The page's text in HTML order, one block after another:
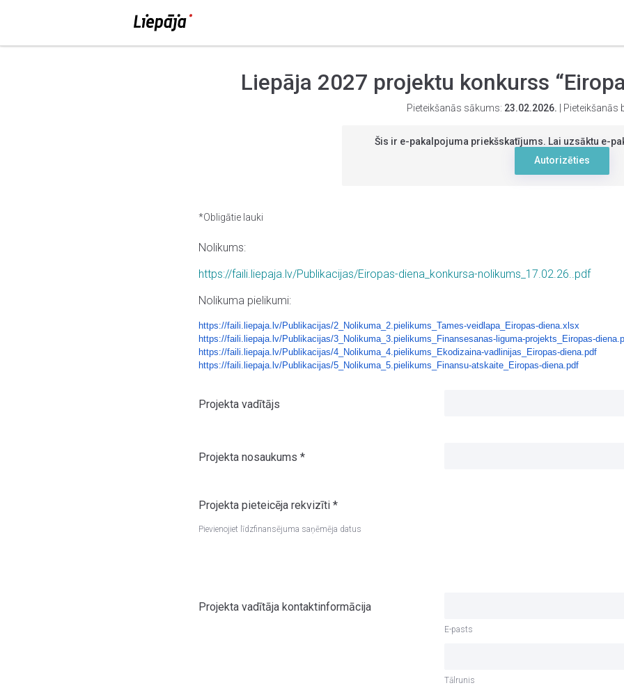
Liepāja 2027 projektu konkurss
Pieteikšanās sākums: 23.02.2026. | Pieteikšanās
Šis ir e-pakalpojuma priekšskatījums. Lai uzsāktu e-
Autorizēties
*Obligātie lauki
Nolikums:
https://faili.liepaja.lv/Publikacijas/Eiropas-diena_konkursa-nolikums_17.02.26..pdf
Nolikuma pielikumi:
https://faili.liepaja.lv/Publikacijas/2_Nolikuma_2.pielikums_Tames-veidlapa_ Eiropas-diena.xlsx
https://faili.liepaja.lv/Publikacijas/3_Nolikuma_3.pielikums_Finansesanas-liguma-projekts_Eiropas-
https://faili.liepaja.lv/Publikacijas/4_Nolikuma_4.pielikums_Ekodizaina-vadlinijas_Eiropas-diena.pdf
https://faili.liepaja.lv/Publikacijas/5_Nolikuma_5.pielikums_Finansu-atskaite_ Eiropas-diena.pdf
Projekta vadītājs
Projekta nosaukums *
Projekta pieteicēja rekvizīti *
Pievienojiet līdzfinansējuma saņēmēja datus
Projekta vadītāja kontaktinformācija
E-pasts
Tālrunis